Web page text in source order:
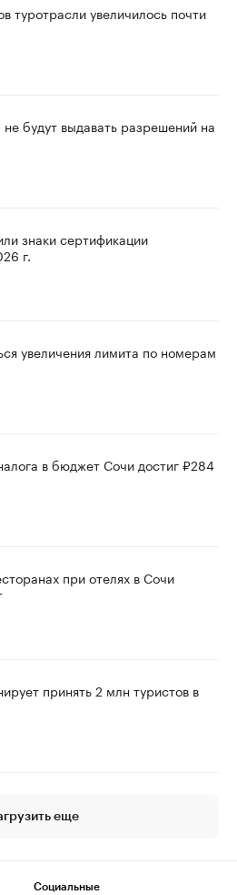
туротрасли увеличилось почти
будут выдавать разрешений на
знаки сертификации
г.
увеличения лимита по номерам
в бюджет Сочи достиг ₽284
при отелях в Сочи
принять 2 млн туристов в
еще
Социальные